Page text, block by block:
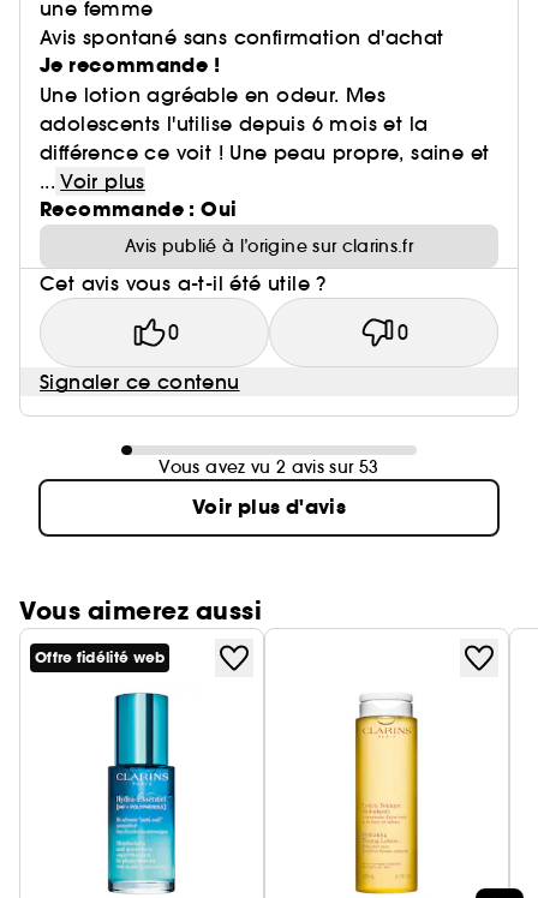
une femme
Avis spontané sans confirmation d'achat
Je recommande !
Une lotion agréable en odeur. Mes
adolescents l'utilise depuis 6 mois et la
différence ce voit ! Une peau propre, saine et
... Voir plus
Recommande : Oui
Avis publié à l’origine sur clarins.fr
Cet avis vous a-t-il été utile ?
0 0
Signaler ce contenu
Vous avez vu 2 avis sur 53
Voir plus d'avis
Vous aimerez aussi
Offre fidélité web